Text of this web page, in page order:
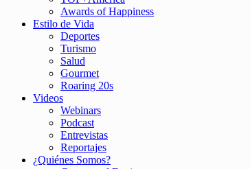
Awards of Happiness
Estilo de Vida
Deportes
Turismo
Salud
Gourmet
Roaring 20s
Videos
Webinars
Podcast
Entrevistas
Reportajes
¿Quiénes Somos?